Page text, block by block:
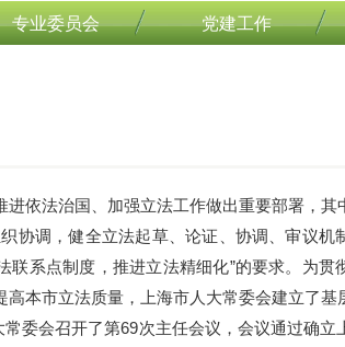
专业委员会 党建工作
进依法治国、加强立法工作做出重要部署，其
协调，健全立法起草、论证、协调、审议机
联系点制度，推进立法精细化”的要求。为贯
本市立法质量，上海市人大常委会建立了基
委会召开了第69次主任会议，会议通过确立